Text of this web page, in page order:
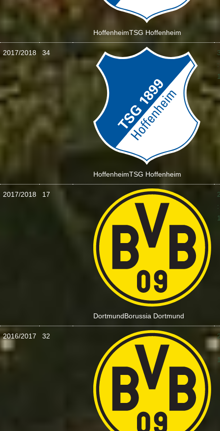
HoffenheimTSG Hoffenheim
2017/2018 34
HoffenheimTSG Hoffenheim
:
2017/2018 17
DortmundBorussia Dortmund
:
2016/2017 32
: